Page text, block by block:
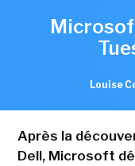
Louise
Après la
Dell, Microsoft